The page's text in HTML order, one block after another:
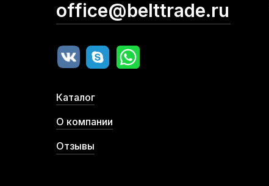
office@belttrade.ru
Каталог
О компании
Отзывы